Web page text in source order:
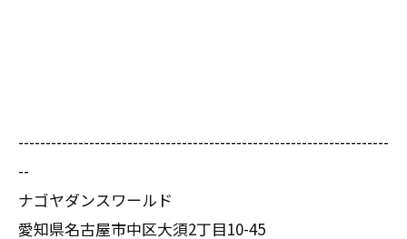
--------------------------------------------------------------------
--
ナゴヤダンスワールド
愛知県名古屋市中区大須2丁目10-45